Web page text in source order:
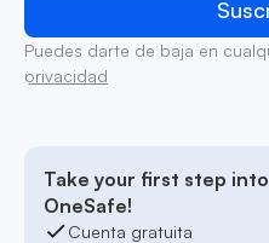
Puedes darte de baja en
privacidad
Take your first step
OneSafe!
Cuenta gratuita